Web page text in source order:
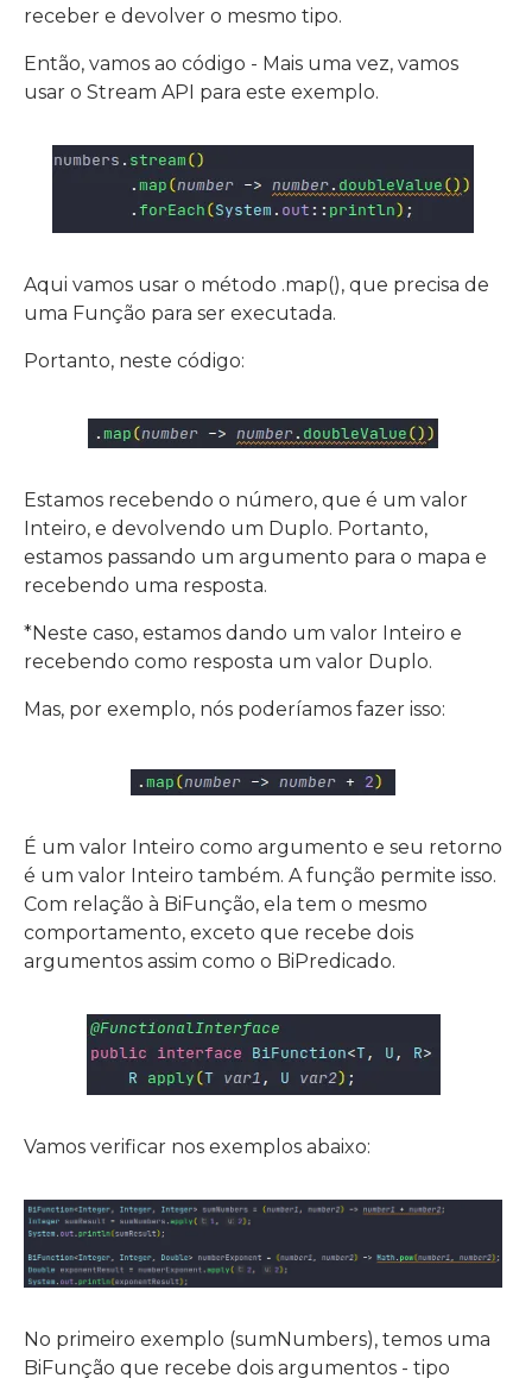
receber e devolver o mesmo tipo.
Então, vamos ao código - Mais uma vez, vamos
usar o Stream API para este exemplo.
Aqui vamos usar o método .map(), que precisa de
uma Função para ser executada.
Portanto, neste código:
Estamos recebendo o número, que é um valor
Inteiro, e devolvendo um Duplo. Portanto,
estamos passando um argumento para o mapa e
recebendo uma resposta.
*Neste caso, estamos dando um valor Inteiro e
recebendo como resposta um valor Duplo.
Mas, por exemplo, nós poderíamos fazer isso:
É um valor Inteiro como argumento e seu retorno
é um valor Inteiro também. A função permite isso.
Com relação à BiFunção, ela tem o mesmo
comportamento, exceto que recebe dois
argumentos assim como o BiPredicado.
Vamos verificar nos exemplos abaixo:
No primeiro exemplo (sumNumbers), temos uma
BiFunção que recebe dois argumentos - tipo